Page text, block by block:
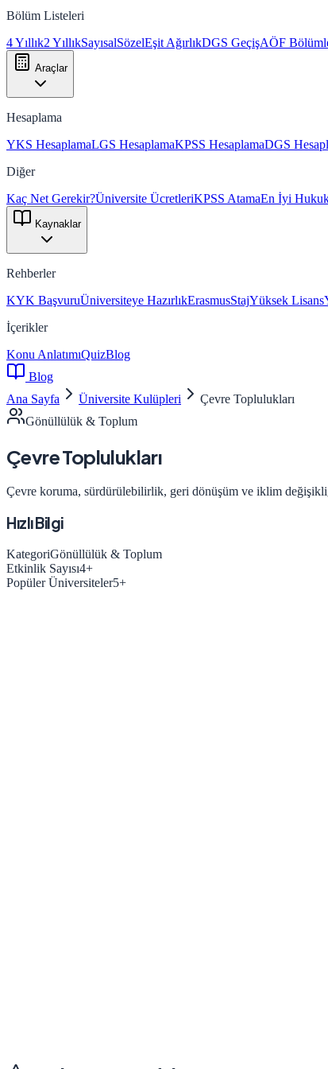
Bölüm Listeleri
4 Yıllık2 YıllıkSayısalSözelEşit AğırlıkDGS GeçişAÖF
Araçlar
Hesaplama
YKS HesaplamaLGS HesaplamaKPSS HesaplamaDGS
Diğer
Kaç Net Gerekir?Üniversite ÜcretleriKPSS AtamaEn İyi
Kaynaklar
Rehberler
KYK BaşvuruÜniversiteye HazırlıkErasmusStajYüksek Lisans
İçerikler
Konu AnlatımıQuizBlog
Blog
Ana Sayfa
Üniversite Kulüpleri
Çevre Toplulukları
Gönüllülük & Toplum
Çevre Toplulukları
Çevre koruma, sürdürülebilirlik, geri dönüşüm ve iklim
Hızlı Bilgi
KategoriGönüllülük & Toplum
Etkinlik Sayısı4+
Popüler Üniversiteler5+